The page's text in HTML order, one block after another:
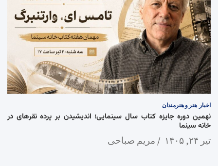
اخبار هنر و هنرمندان
نهمین دوره جایزه کتاب سال سینمایی؛ اندیشیدن بر پرده نقرهای در
خانه سینما
تیر ۲۴, ۱۴۰۵ مریم صباحی